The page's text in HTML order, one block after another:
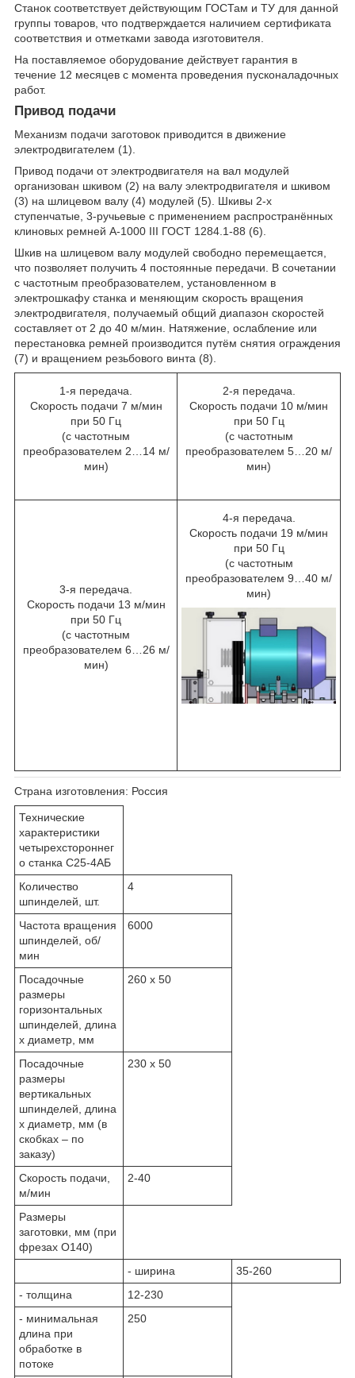
Станок соответствует действующим ГОСТам и ТУ для данной
группы товаров, что подтверждается наличием сертификата
соответствия и отметками завода изготовителя.
На поставляемое оборудование действует гарантия в
течение 12 месяцев с момента проведения пусконаладочных
работ.
Привод подачи
Механизм подачи заготовок приводится в движение
электродвигателем (1).
Привод подачи от электродвигателя на вал модулей
организован шкивом (2) на валу электродвигателя и шкивом
(3) на шлицевом валу (4) модулей (5). Шкивы 2-х
ступенчатые, 3-ручьевые с применением распространённых
клиновых ремней А-1000 III ГОСТ 1284.1-88 (6).
Шкив на шлицевом валу модулей свободно перемещается,
что позволяет получить 4 постоянные передачи. В сочетании
с частотным преобразователем, установленном в
электрошкафу станка и меняющим скорость вращения
электродвигателя, получаемый общий диапазон скоростей
составляет от 2 до 40 м/мин. Натяжение, ослабление или
перестановка ремней производится путём снятия ограждения
(7) и вращением резьбового винта (8).
1-я передача.
Скорость подачи 7 м/мин
при 50 Гц
(с частотным
преобразователем 2…14 м/
мин)
2-я передача.
Скорость подачи 10 м/мин
при 50 Гц
(с частотным
преобразователем 5…20 м/
мин)
3-я передача.
Скорость подачи 13 м/мин
при 50 Гц
(с частотным
преобразователем 6…26 м/
мин)
4-я передача.
Скорость подачи 19 м/мин
при 50 Гц
(с частотным
преобразователем 9…40 м/
мин)
Страна изготовления: Россия
Технические
характеристики
четырехстороннег
о станка С25-4АБ
Количество
шпинделей, шт.
4
Частота вращения
шпинделей, об/
мин
6000
Посадочные
размеры
горизонтальных
шпинделей, длина
x диаметр, мм
260 x 50
Посадочные
размеры
вертикальных
шпинделей, длина
x диаметр, мм (в
скобках – по
заказу)
230 x 50
Скорость подачи,
м/мин
2-40
Размеры
заготовки, мм (при
фрезах O140)
- ширина
35-260
- толщина
12-230
- минимальная
длина при
обработке в
потоке
250